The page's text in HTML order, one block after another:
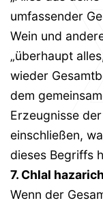
umfassender
Wein und
„überhaupt
wieder
dem
Erzeugnisse
einschließen,
dieses Begriffs
7. Chlal
Wenn der